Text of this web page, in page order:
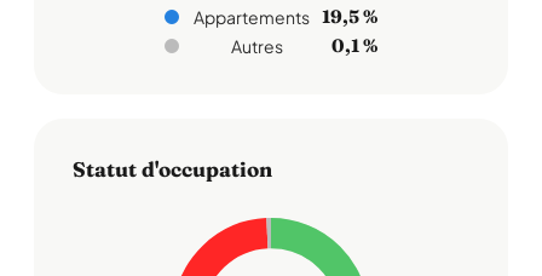
Appartements 19,5 %
Autres 0,1 %
Statut d'occupation